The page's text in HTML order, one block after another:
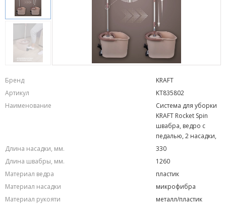
Бренд
KRAFT
Артикул
KT835802
Наименование
Система для уборки
KRAFT Rocket Spin
швабра, ведро с
педалью, 2 насадки,
Длина насадки, мм.
330
Длина швабры, мм.
1260
Материал ведра
пластик
Материал насадки
микрофибра
Материал рукояти
металл/пластик